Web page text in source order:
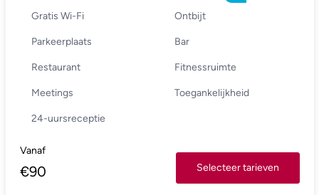
Gratis Wi-Fi Ontbijt
Parkeerplaats Bar
Restaurant Fitnessruimte
Meetings Toegankelijkheid
24-uursreceptie
Vanaf
€90 Selecteer tarieven